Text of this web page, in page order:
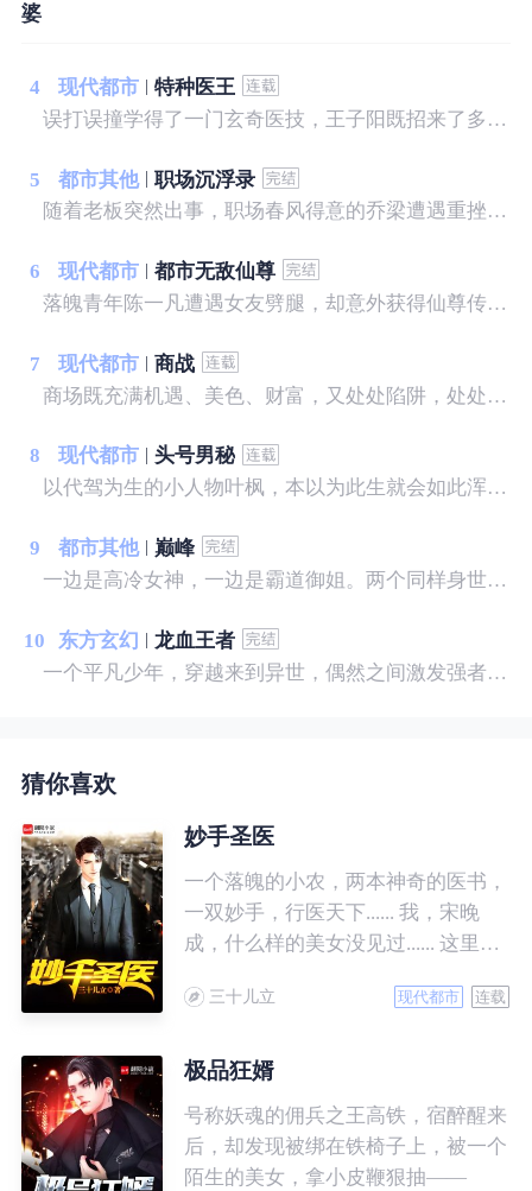
婆
4 现代都市
特种医王
误打误撞学得了一门玄奇医技，王子阳既招来了多方嫉妒，也造就了一段段逆天传奇。只需一副银针，他即可向世界展现无穷的中医魅力，王之医者，不容侵犯，势不可挡……
5 都市其他
职场沉浮录
随着老板突然出事，职场春风得意的乔梁遭遇重挫，随即又被妻子背叛，更可怕的是，他发现自己落入了一个精心布置的圈套……
6 现代都市
都市无敌仙尊
落魄青年陈一凡遭遇女友劈腿，却意外获得仙尊传承。 陈一凡一飞冲天，逆袭都市。 不仅宝物在手，还要财色兼收。 赌宝，捡漏，让他家财万贯。 仙法，神术，让他美人在怀，艳遇不断。 有恩，十倍报。 有仇，百倍还。 陈一凡一朝崛起，坐拥天下，快意恩仇，打下一片热血豪迈的都市神话。
7 现代都市
商战
商场既充满机遇、美色、财富，又处处陷阱，处处有风险，稍有不慎，就会坠入深渊。这里既有朋友，也有对手。对手是敌手，对手又是伙伴，既斗争，又妥协，留余地，讲圆通，才是商场智慧的至高境界。傅华周旋在商场和职场各色对手之间，凭借个人超卓的能力，左右逢源，呼风唤雨，最终成为商界的传奇……
8 现代都市
头号男秘
以代驾为生的小人物叶枫，本以为此生就会如此浑浑噩噩的过去。 直到那一晚，多年未见的她教会了叶枫，什么才是男人……
9 都市其他
巅峰
一边是高冷女神，一边是霸道御姐。两个同样身世成谜，水火不容的女人让他左右为难。而因为他引发的争端缓缓展开，一步一步走向更深层次的秘密……
10 东方玄幻
龙血王者
一个平凡少年，穿越来到异世，偶然之间激发强者血脉，上天入地，无所不能，只为守护自己的拥有！
猜你喜欢
妙手圣医
一个落魄的小农，两本神奇的医书，
一双妙手，行医天下...... 我，宋晚
成，什么样的美女没见过...... 这里，
三十儿立 现代都市 连载
极品狂婿
号称妖魂的佣兵之王高铁，宿醉醒来
后，却发现被绑在铁椅子上，被一个
陌生的美女，拿小皮鞭狠抽——